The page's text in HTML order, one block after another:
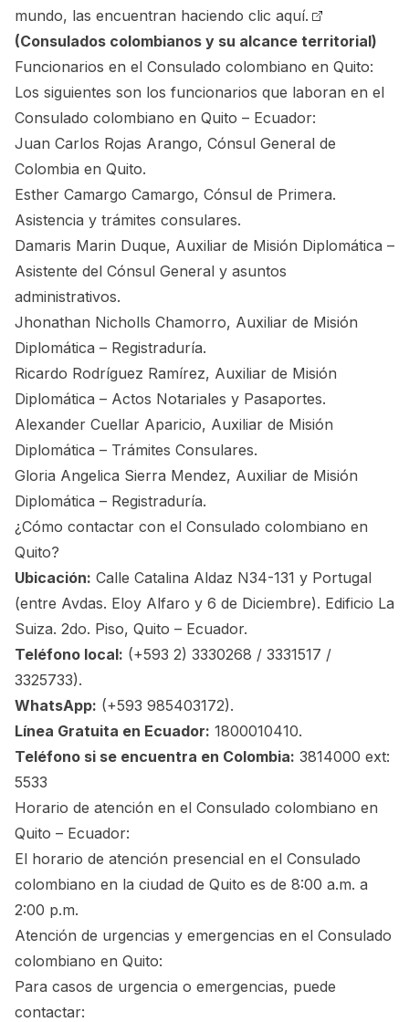
mundo, las encuentran haciendo clic aquí.
(Consulados colombianos y su alcance territorial)
Funcionarios en el Consulado colombiano en Quito:
Los siguientes son los funcionarios que laboran en el
Consulado colombiano en Quito – Ecuador:
Juan Carlos Rojas Arango, Cónsul General de
Colombia en Quito.
Esther Camargo Camargo, Cónsul de Primera.
Asistencia y trámites consulares.
Damaris Marin Duque, Auxiliar de Misión Diplomática –
Asistente del Cónsul General y asuntos
administrativos.
Jhonathan Nicholls Chamorro, Auxiliar de Misión
Diplomática – Registraduría.
Ricardo Rodríguez Ramírez, Auxiliar de Misión
Diplomática – Actos Notariales y Pasaportes.
Alexander Cuellar Aparicio, Auxiliar de Misión
Diplomática – Trámites Consulares.
Gloria Angelica Sierra Mendez, Auxiliar de Misión
Diplomática – Registraduría.
¿Cómo contactar con el Consulado colombiano en
Quito?
Ubicación: Calle Catalina Aldaz N34-131 y Portugal
(entre Avdas. Eloy Alfaro y 6 de Diciembre). Edificio La
Suiza. 2do. Piso, Quito – Ecuador.
Teléfono local: (+593 2) 3330268 / 3331517 /
3325733).
WhatsApp: (+593 985403172).
Línea Gratuita en Ecuador: 1800010410.
Teléfono si se encuentra en Colombia: 3814000 ext:
5533
Horario de atención en el Consulado colombiano en
Quito – Ecuador:
El horario de atención presencial en el Consulado
colombiano en la ciudad de Quito es de 8:00 a.m. a
2:00 p.m.
Atención de urgencias y emergencias en el Consulado
colombiano en Quito:
Para casos de urgencia o emergencias, puede
contactar: